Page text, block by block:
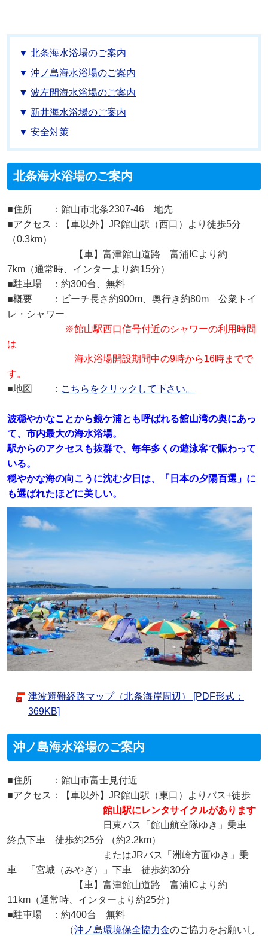
北条海水浴場のご案内
沖ノ島海水浴場のご案内
波左間海水浴場のご案内
新井海水浴場のご案内
安全対策
北条海水浴場のご案内
■住所 ：館山市北条2307-46 地先
■アクセス：【車以外】JR館山駅（西口）より徒歩5分
（0.3km）
【車】富津館山道路 富浦ICより約
7km（通常時、インターより約15分）
■駐車場 ：約300台、無料
■概要 ：ビーチ長さ約900m、奥行き約80m 公衆トイ
レ・シャワー
※館山駅西口信号付近のシャワーの利用時間
は
海水浴場開設期間中の9時から16時までで
す。
■地図 ： こちらをクリックして下さい。
波穏やかなことから鏡ケ浦とも呼ばれる館山湾の奥にあっ
て、市内最大の海水浴場。
駅からのアクセスも抜群で、毎年多くの遊泳客で賑わって
いる。
穏やかな海の向こうに沈む夕日は、「日本の夕陽百選」に
も選ばれたほどに美しい。
津波避難経路マップ（北条海岸周辺） [PDF形式：
369KB]
沖ノ島海水浴場のご案内
■住所 ：館山市富士見付近
■アクセス：【車以外】JR館山駅（東口）よりバス+徒歩
館山駅にレンタサイクルがあります
日東バス「館山航空隊ゆき」乗車
終点下車 徒歩約25分 （約2.2km）
またはJRバス「洲崎方面ゆき」乗
車 「宮城（みやぎ）」下車 徒歩約30分
【車】富津館山道路 富浦ICより約
11km（通常時、インターより約25分）
■駐車場 ：約400台 無料
（沖ノ島環境保全協力金のご協力をお願いし